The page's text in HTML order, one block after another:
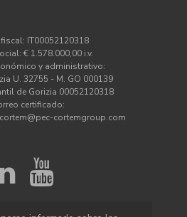
IT00052120318
€ 1.578.000,00 i.v.
y administrativo:
U. 32755 - M. GO 000139
de Gorizia 00052120318
certificado:
cortemgroup.com